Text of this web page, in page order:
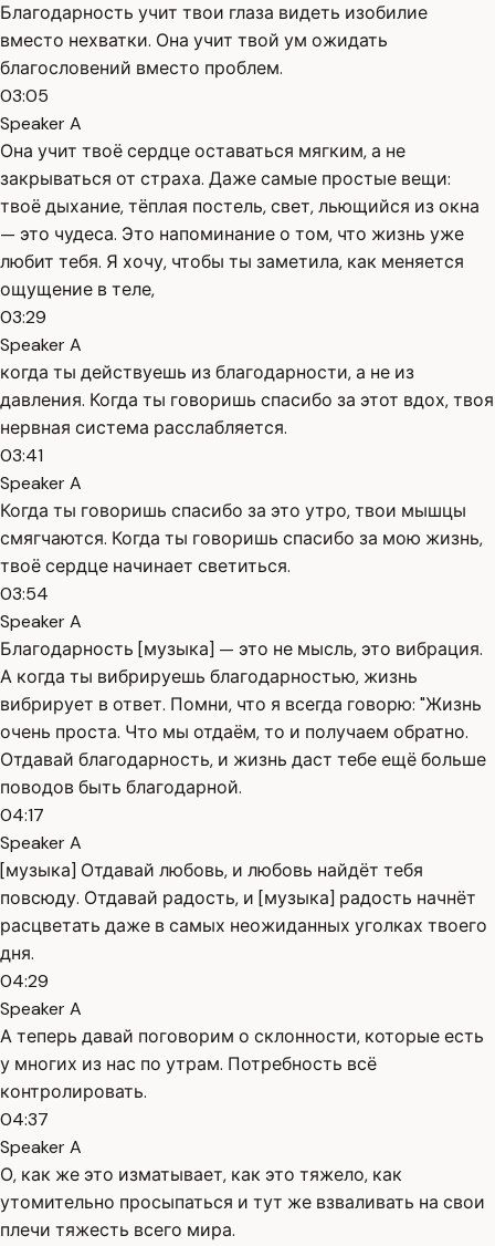
Благодарность учит твои глаза видеть изобилие
вместо нехватки. Она учит твой ум ожидать
благословений вместо проблем.
03:05
Speaker A
Она учит твоё сердце оставаться мягким, а не
закрываться от страха. Даже самые простые вещи:
твоё дыхание, тёплая постель, свет, льющийся из окна
— это чудеса. Это напоминание о том, что жизнь уже
любит тебя. Я хочу, чтобы ты заметила, как меняется
ощущение в теле,
03:29
Speaker A
когда ты действуешь из благодарности, а не из
давления. Когда ты говоришь спасибо за этот вдох, твоя
нервная система расслабляется.
03:41
Speaker A
Когда ты говоришь спасибо за это утро, твои мышцы
смягчаются. Когда ты говоришь спасибо за мою жизнь,
твоё сердце начинает светиться.
03:54
Speaker A
Благодарность [музыка] — это не мысль, это вибрация.
А когда ты вибрируешь благодарностью, жизнь
вибрирует в ответ. Помни, что я всегда говорю: "Жизнь
очень проста. Что мы отдаём, то и получаем обратно.
Отдавай благодарность, и жизнь даст тебе ещё больше
поводов быть благодарной.
04:17
Speaker A
[музыка] Отдавай любовь, и любовь найдёт тебя
повсюду. Отдавай радость, и [музыка] радость начнёт
расцветать даже в самых неожиданных уголках твоего
дня.
04:29
Speaker A
А теперь давай поговорим о склонности, которые есть
у многих из нас по утрам. Потребность всё
контролировать.
04:37
Speaker A
О, как же это изматывает, как это тяжело, как
утомительно просыпаться и тут же взваливать на свои
плечи тяжесть всего мира.